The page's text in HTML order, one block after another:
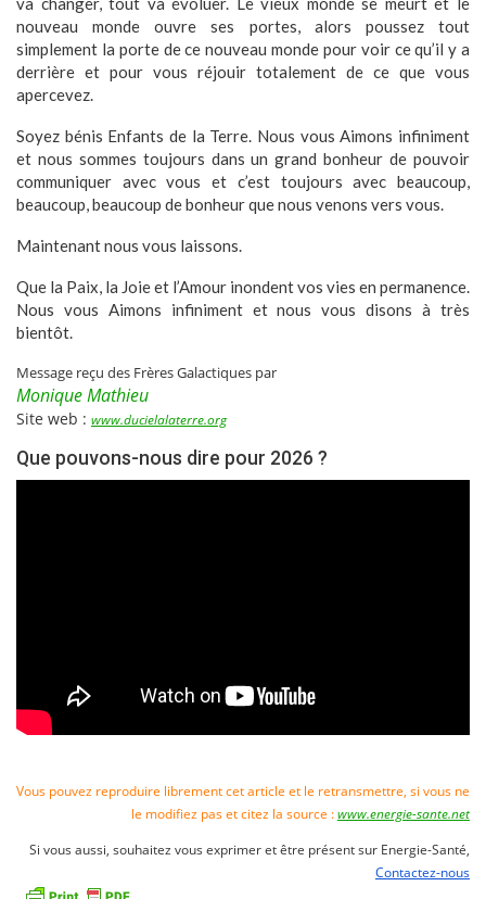
nouveau monde ouvre ses portes, alors poussez tout
simplement la porte de ce nouveau monde pour voir ce qu’il y a
derrière et pour vous réjouir totalement de ce que vous
apercevez.
Soyez bénis Enfants de la Terre. Nous vous Aimons infiniment
et nous sommes toujours dans un grand bonheur de pouvoir
communiquer avec vous et c’est toujours avec beaucoup,
beaucoup, beaucoup de bonheur que nous venons vers vous.
Maintenant nous vous laissons.
Que la Paix, la Joie et l’Amour inondent vos vies en permanence.
Nous vous Aimons infiniment et nous vous disons à très
bientôt.
Message reçu des Frères Galactiques par
Monique Mathieu
Site web : www.ducielalaterre.org
Que pouvons-nous dire pour 2026 ?
Vous pouvez reproduire librement cet article et le retransmettre, si vous ne
le modifiez pas et citez la source :www.energie-sante.net
Si vous aussi, souhaitez vous exprimer et être présent sur Energie-Santé,
Contactez-nous